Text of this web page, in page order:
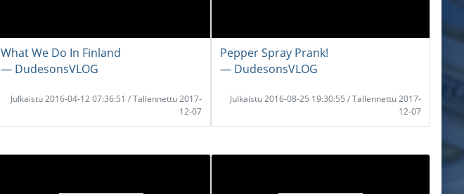
What We Do In Finland
― DudesonsVLOG
Julkaistu 2016-04-12 07:36:51 / Tallennettu 2017-
12-07
Pepper Spray Prank!
― DudesonsVLOG
Julkaistu 2016-08-25 19:30:55 / Tallennettu 2017-
12-07